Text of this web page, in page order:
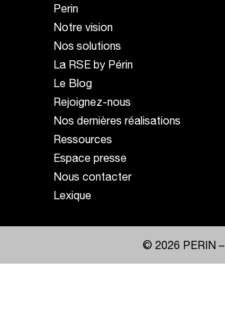
Perin
Notre vision
Nos solutions
La RSE by Périn
Le Blog
Rejoignez-nous
Nos dernières réalisations
Ressources
Espace presse
Nous contacter
Lexique
© 2026 PERIN –